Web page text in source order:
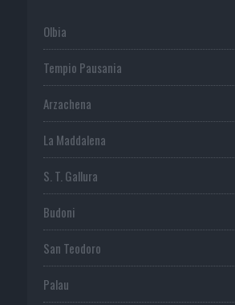
Olbia
Tempio Pausania
Arzachena
La Maddalena
S. T. Gallura
Budoni
San Teodoro
Palau